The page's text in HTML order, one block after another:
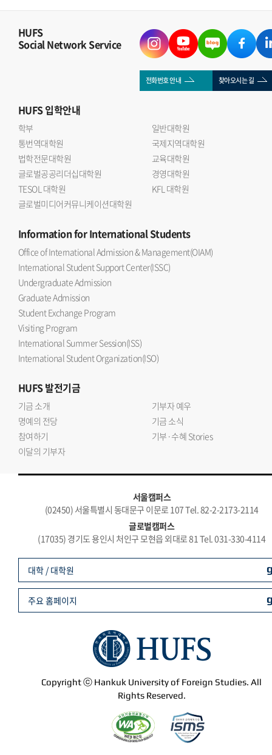
HUFS
Social Network Service
전화번호 안내 찾아오시는 길
HUFS입학안내
학부
일반대학원
통번역대학원
국제지역대학원
법학전문대학원
교육대학원
글로벌공공리더십대학원
경영대학원
TESOL 대학원
KFL 대학원
글로벌미디어커뮤니케이션대학원
Informationfor International Students
Office of International Admission & Management(OIAM)
International Student Support Center(ISSC)
Undergraduate Admission
Graduate Admission
Student Exchange Program
Visiting Program
International Summer Session(ISS)
International Student Organization(ISO)
HUFS발전기금
기금 소개
기부자 예우
명예의 전당
기금 소식
참여하기
기부·수혜 Stories
이달의 기부자
서울캠퍼스
(02450) 서울특별시 동대문구 이문로 107 Tel. 82-2-2173-2114
글로벌캠퍼스
(17035) 경기도 용인시 처인구 모현읍 외대로 81 Tel. 031-330-4114
Copyright ⓒ Hankuk University of Foreign Studies. All
Rights Reserved.
대학 / 대학원
주요 홈페이지